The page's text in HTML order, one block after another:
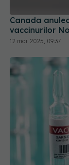
UE a semnat
pentru
24 ian 2025, 20:30